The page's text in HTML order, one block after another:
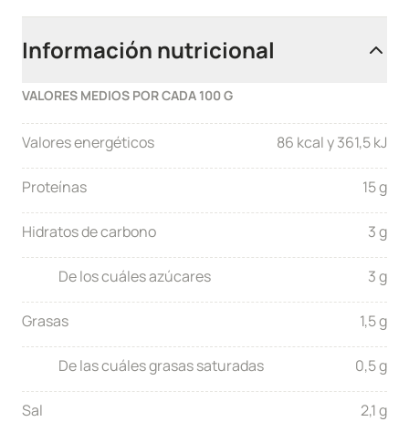
Información nutricional
VALORES MEDIOS POR CADA 100 G
Valores energéticos 86 kcal y 361,5 kJ
Proteínas 15 g
Hidratos de carbono 3 g
De los cuáles azúcares 3 g
Grasas 1,5 g
De las cuáles grasas saturadas 0,5 g
Sal 2,1 g